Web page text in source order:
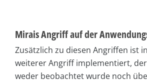
Mirais Angriff auf der
Zusätzlich zu diesen Angriffen ist
weiterer Angriff implementiert,
weder beobachtet wurde noch